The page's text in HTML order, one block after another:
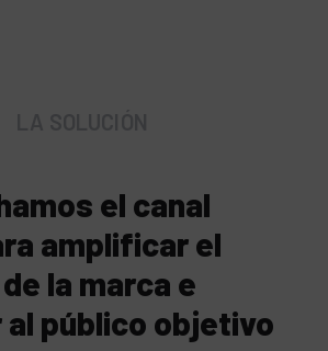
el canal
amplificar el
la marca e
público objetivo